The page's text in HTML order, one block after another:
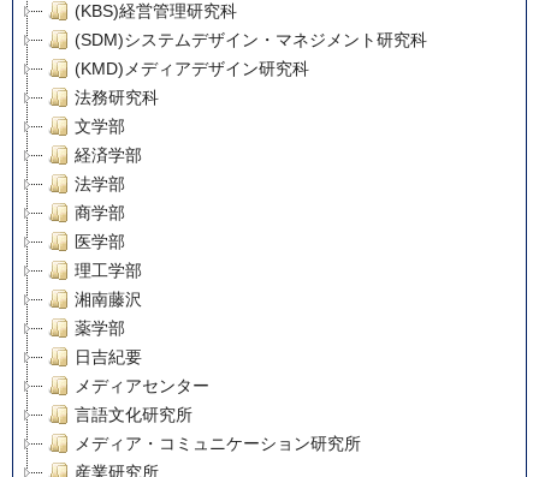
(KBS)経営管理研究科
(SDM)システムデザイン・マネジメント研究科
(KMD)メディアデザイン研究科
法務研究科
文学部
経済学部
法学部
商学部
医学部
理工学部
湘南藤沢
薬学部
日吉紀要
メディアセンター
言語文化研究所
メディア・コミュニケーション研究所
産業研究所